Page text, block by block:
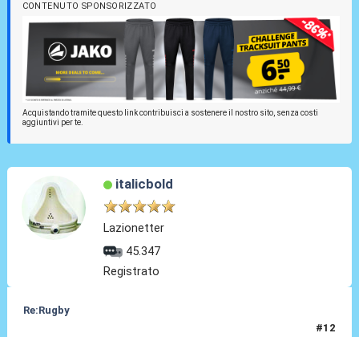
CONTENUTO SPONSORIZZATO
Acquistando tramite questo link contribuisci a sostenere il nostro sito, senza costi
aggiuntivi per te.
italicbold
Lazionetter
45.347
Registrato
Re:Rugby
#12